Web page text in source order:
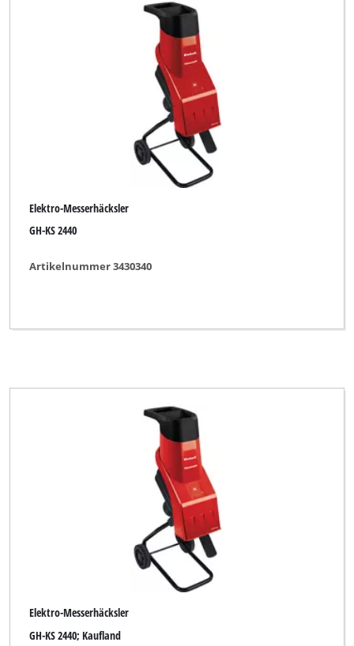
Elektro-Messerhäcksler
GH-KS 2440
Artikelnummer 3430340
Elektro-Messerhäcksler
GH-KS 2440; Kaufland